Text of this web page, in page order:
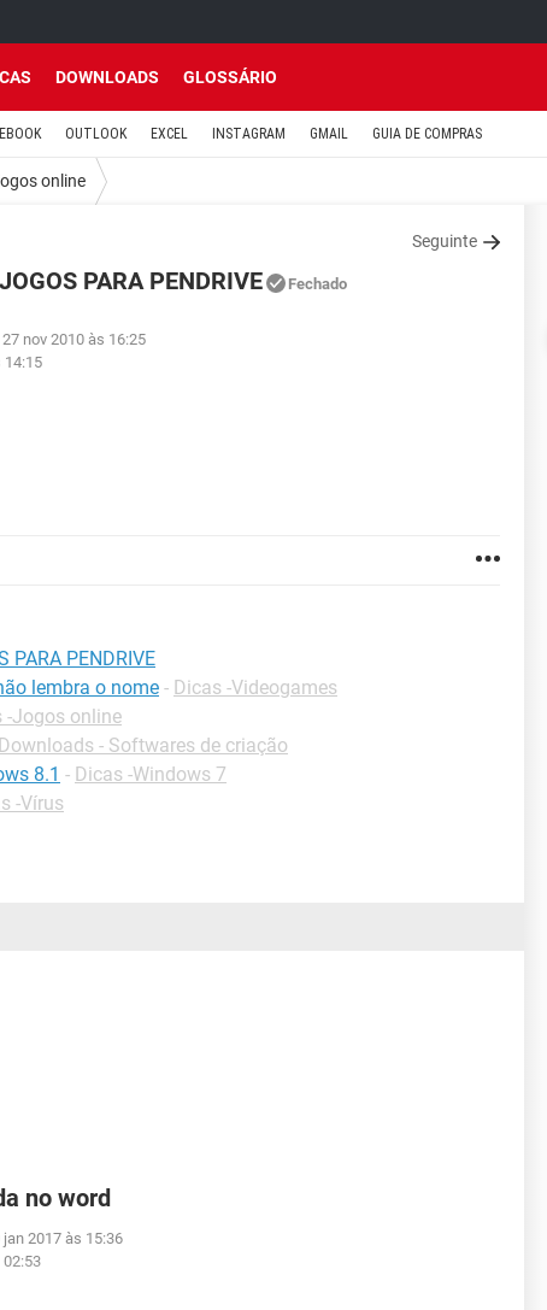
DOWNLOADS GLOSSÁRIO
OUTLOOK EXCEL INSTAGRAM GMAIL GUIA DE COMPRAS
online
Seguinte
PARA PENDRIVE Fechado
27 nov 2010 às 16:25
14:15
PARA PENDRIVE
lembra o nome - Dicas -Videogames
-Jogos online
Downloads - Softwares de criação
8.1 - Dicas -Windows 7
-Vírus
no word
jan 2017 às 15:36
02:53